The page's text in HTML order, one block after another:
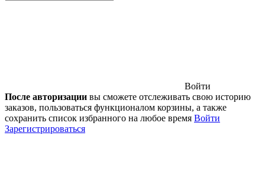
Войти
После авторизации вы сможете отслеживать свою историю
заказов, пользоваться функционалом корзины, а также
сохранить список избранного на любое время Войти
Зарегистрироваться